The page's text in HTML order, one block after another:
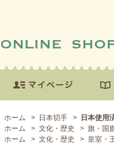
ホーム > 日本切手 > 日本使用
ホーム
> 文化・歴史 > 旗・国
ホーム
> 文化・歴史 > 皇室・